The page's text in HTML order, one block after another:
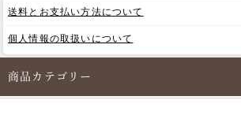
送料とお支払い方法について
個人情報の取扱いについて
商品カテゴリー